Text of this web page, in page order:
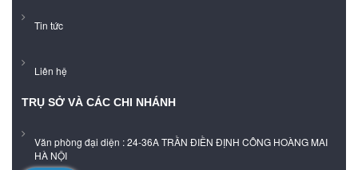
Tin tức
Liên hệ
TRỤ SỞ VÀ CÁC CHI NHÁNH
Văn phòng đại diện : 24-36A TRẦN ĐIỀN ĐỊNH CÔNG HOÀNG MAI
HÀ NỘI